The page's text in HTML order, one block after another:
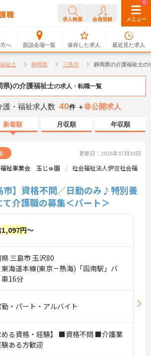
求人検索 会員登録 メニュー
へ 面談会場一覧
0
保存した求人
0
最近見た求人
祉士 静岡県 三島市 静岡県の介護福祉士の
県)の介護福祉士の求人・転職一覧
護・福祉求人数 40件 ＋非公開求人
新着順 月収順 年収順
更新日：2026年07月30日
福祉事業会 玉じゅ園
社会福祉法人伊豆社会福
市】資格不問／日勤のみ♪特別養
介護職の募集＜パート＞
1,097円～
三島市 玉沢80
東海道本線(東京－熱海)「函南駅」バ
車16分
・パート・アルバイト
める資格・経験】 ■資格不問 ■介護業
ある方歓迎